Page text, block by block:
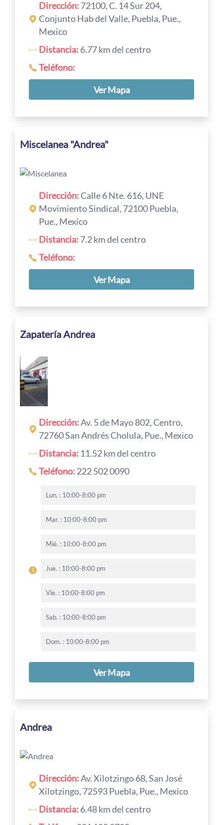
Dirección: 72100, C. 14 Sur 204,
Conjunto Hab del Valle, Puebla, Pue.,
Mexico
Distancia: 6.77 km del centro
Teléfono:
Ver Mapa
Miscelanea "Andrea"
Dirección:Calle 6 Nte. 616, UNE
Movimiento Sindical, 72100 Puebla,
Pue., Mexico
Distancia: 7.2 km del centro
Teléfono:
Ver Mapa
Zapatería Andrea
Dirección:Av. 5 de Mayo 802, Centro,
72760 San Andrés Cholula, Pue., Mexico
Distancia: 11.52 km del centro
Teléfono: 222 502 0090
Lun. : 10:00-8:00 pm
Mar. : 10:00-8:00 pm
Mié. : 10:00-8:00 pm
Jue. : 10:00-8:00 pm
Vie. : 10:00-8:00 pm
Sab. : 10:00-8:00 pm
Dom. : 10:00-8:00 pm
Ver Mapa
Andrea
Dirección:Av. Xilotzingo 68, San José
Xilotzingo, 72593 Puebla, Pue., Mexico
Distancia: 6.48 km del centro